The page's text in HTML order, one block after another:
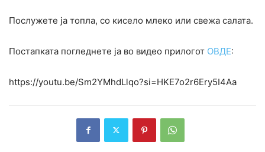
Послужете ја топла, со кисело млеко или свежа салата.
Постапката погледнете ја во видео прилогот ОВДЕ:
https://youtu.be/Sm2YMhdLlqo?si=HKE7o2r6Ery5I4Aa